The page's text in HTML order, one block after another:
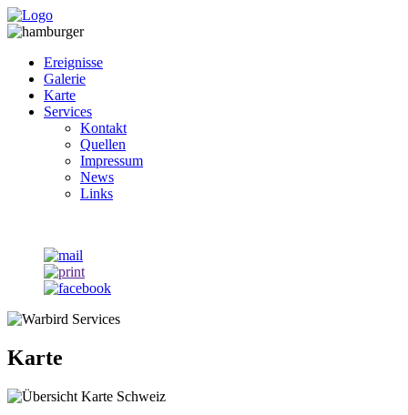
Ereignisse
Galerie
Karte
Services
Kontakt
Quellen
Impressum
News
Links
Karte